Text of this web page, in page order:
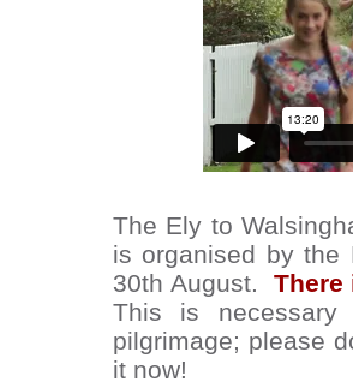
The Ely to
is organised by the
30th August. There
This is
pilgrimage; please
it now!